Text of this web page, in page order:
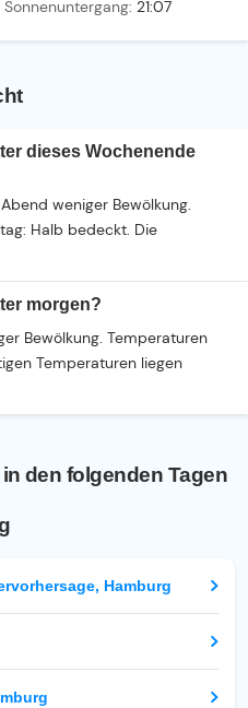
Sonnenuntergang: 21:07
dieses Wochenende
weniger Bewölkung.
Halb bedeckt. Die
morgen?
Bewölkung. Temperaturen
Temperaturen liegen
den folgenden Tagen
Hamburg